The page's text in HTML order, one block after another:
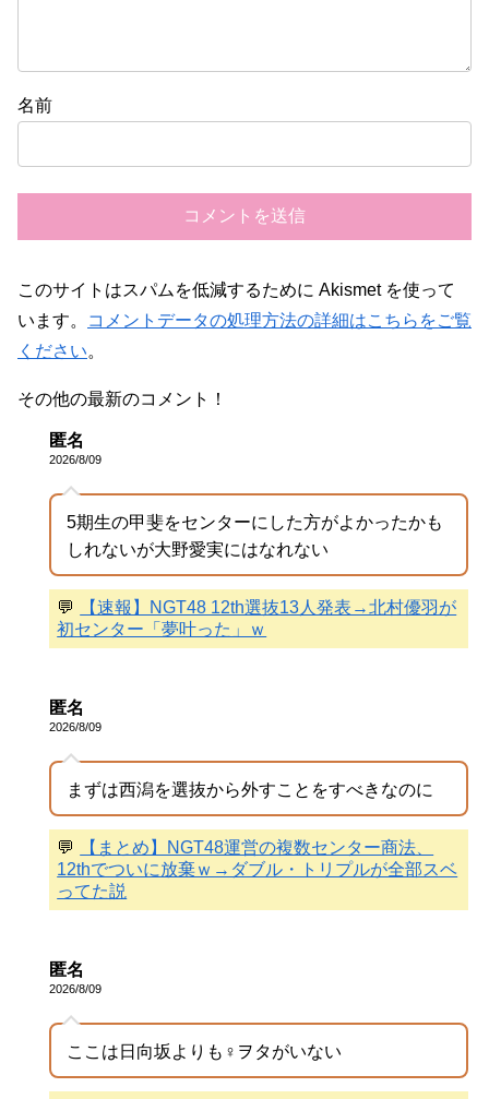
名前
このサイトはスパムを低減するために Akismet を使って
います。
コメントデータの処理方法の詳細はこちらをご覧
ください。
その他の最新のコメント！
匿名
2026/8/09
5期生の甲斐をセンターにした方がよかったかも
しれないが大野愛実にはなれない
💬
【速報】NGT48 12th選抜13人発表→北村優羽が
初センター「夢叶った」ｗ
匿名
2026/8/09
まずは西潟を選抜から外すことをすべきなのに
💬
【まとめ】NGT48運営の複数センター商法、
12thでついに放棄ｗ→ダブル・トリプルが全部スベ
ってた説
匿名
2026/8/09
ここは日向坂よりも♀ヲタがいない